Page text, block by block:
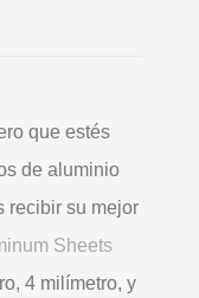
que estés
de aluminio
recibir su mejor
Sheets
4 milímetro, y